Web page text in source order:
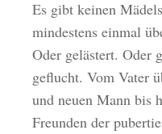
Es gibt keinen
mindestens einmal
Oder gelästert. Oder
geflucht. Vom Vater
und neuen Mann bis
Freunden der